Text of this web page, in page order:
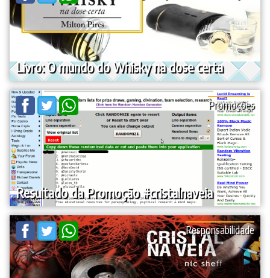
Livro: O mundo do Whisky na dose certa
Resultado da Promoção #cristalnaveia
Promoções
Responsabilidade